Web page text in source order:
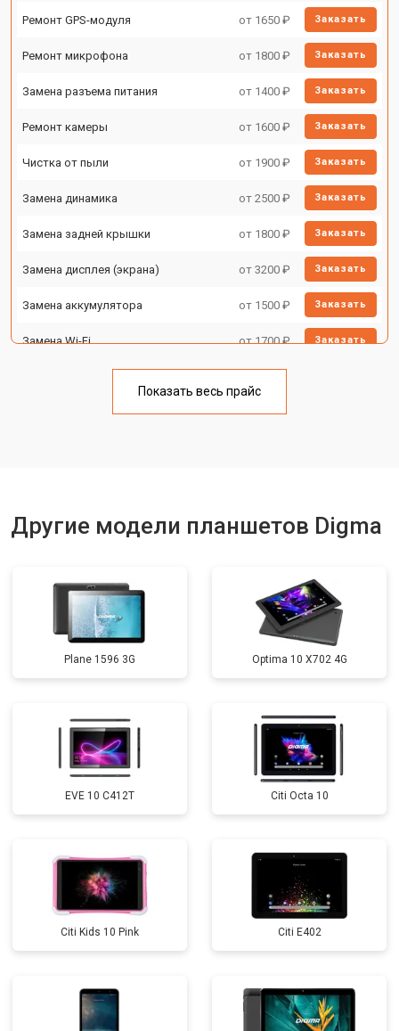
Ремонт GPS-модуля от 1650 ₽ Заказать
Ремонт микрофона от 1800 ₽ Заказать
Замена разъема питания от 1400 ₽ Заказать
Ремонт камеры от 1600 ₽ Заказать
Чистка от пыли от 1900 ₽ Заказать
Замена динамика от 2500 ₽ Заказать
Замена задней крышки от 1800 ₽ Заказать
Замена дисплея (экрана) от 3200 ₽ Заказать
Замена аккумулятора от 1500 ₽ Заказать
Замена Wi-Fi от 1700 ₽ Заказать
от 1750 ₽
Показать весь прайс
Другие модели планшетов Digma
Plane 1596 3G Optima 10 X702 4G
EVE 10 C412T Citi Octa 10
Citi Kids 10 Pink Citi E402